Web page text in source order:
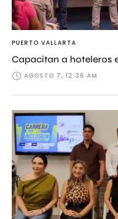
PUERTO VALLARTA
Capacitan a hoteleros
AGOSTO 7, 12:36 AM